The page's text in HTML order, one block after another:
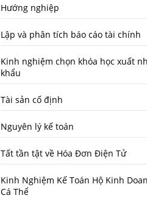
Hướng nghiệp
Lập và phân tích báo cáo tài chính
Kinh nghiệm chọn khóa học xuất
khẩu
Tài sản cố định
Nguyên lý kế toán
Tất tần tật về Hóa Đơn Điện Tử
Kinh Nghiệm Kế Toán Hộ Kinh
Cá Thể